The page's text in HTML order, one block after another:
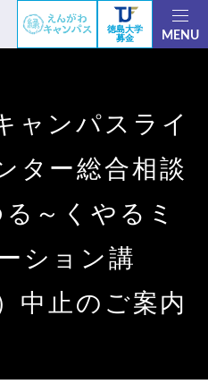
徳島大学
募金
MENU
ャンパスライ
ター総合相談
～くやるミ
ション講
中止のご案内